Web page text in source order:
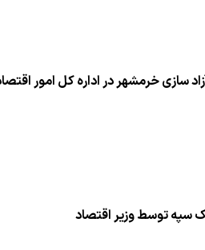
سازی خرمشهر در اداره كل امور
سپه توسط وزیر اقتصاد